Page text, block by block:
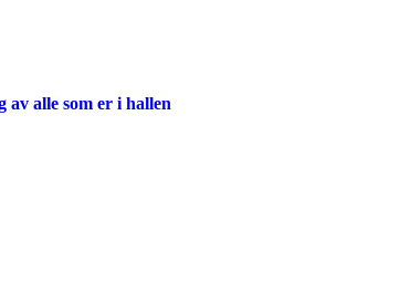
alle som er i hallen